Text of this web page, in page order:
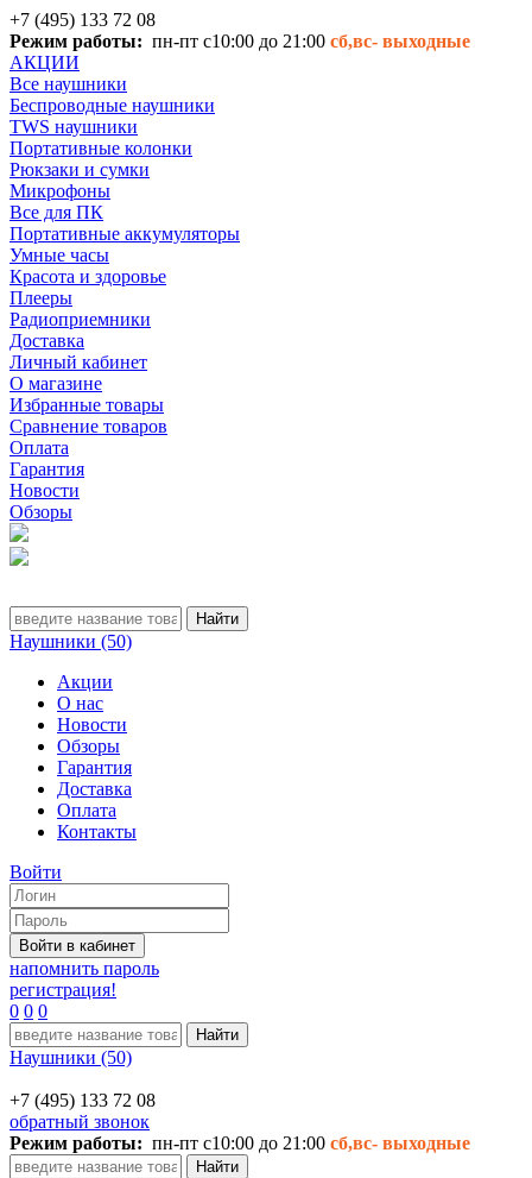
+7 (495) 133 72 08
Режим работы: пн-пт с10:00 до 21:00 сб,вс- выходные
АКЦИИ
Все наушники
Беспроводные наушники
TWS наушники
Портативные колонки
Рюкзаки и сумки
Микрофоны
Все для ПК
Портативные аккумуляторы
Умные часы
Красота и здоровье
Плееры
Радиоприемники
Доставка
Личный кабинет
О магазине
Избранные товары
Сравнение товаров
Оплата
Гарантия
Новости
Обзоры
Наушники (50)
Акции
О нас
Новости
Обзоры
Гарантия
Доставка
Оплата
Контакты
Войти
напомнить пароль
регистрация!
0 0 0
Наушники (50)
+7 (495) 133 72 08
обратный звонок
Режим работы: пн-пт с10:00 до 21:00 сб,вс- выходные